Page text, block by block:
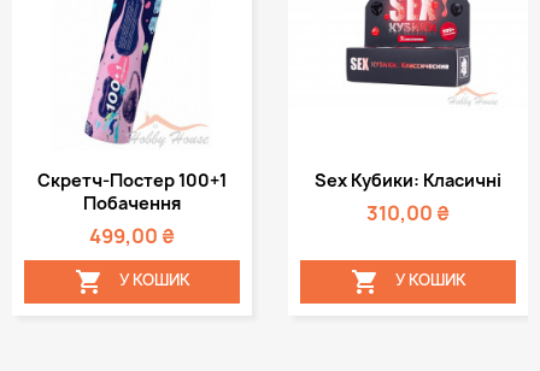
Скретч-Постер 100+1
Побачення
499,00 ₴
 У КОШИК
Sex Кубики: Класичні
310,00 ₴
 У КОШИК